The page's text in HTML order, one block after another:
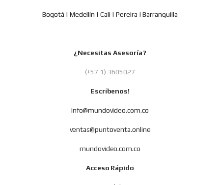
Bogotá | Medellín | Cali | Pereira | Barranquilla
¿Necesitas Asesoría?
(+57 1) 3605027
Escríbenos!
info@mundovideo.com.co
ventas@puntoventa.online
mundovideo.com.co
Acceso Rápido